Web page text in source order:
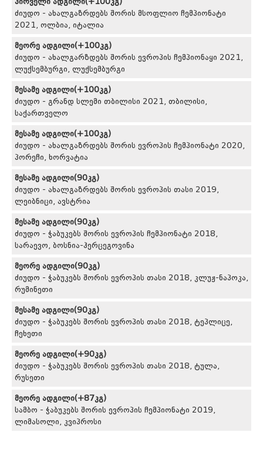
ძიუდო - ახალგაზრდებს შორის მსოფლიო ჩემპიონატი
2021, ოლბია, იტალია
მეორე ადგილი(+100კგ)
ძიუდო - ახალგარზდებს შორის ევროპის ჩემპიონაყი 2021,
ლუქსემბურგი, ლუქსემბურგი
მესამე ადგილი(+100კგ)
ძიუდო - გრანდ სლემი თბილისი 2021, თბილისი,
საქართველო
მესამე ადგილი(+100კგ)
ძიუდო - ახალგაზრდებს შორის ევროპის ჩემპიონატი 2020,
პორეჩი, ხორვატია
მესამე ადგილი(90კგ)
ძიუდო - ახალგაზრდებს შორის ევროპის თასი 2019,
ლეიბნიცი, ავსტრია
მესამე ადგილი(90კგ)
ძიუდო - ჭაბუკებს შორის ევროპის ჩემპიონატი 2018,
სარაევო, ბოსნია-ჰერცეგოვინა
მეორე ადგილი(90კგ)
ძიუდო - ჭაბუკებს შორის ევროპის თასი 2018, კლუჟ-ნაპოკა,
რუმინეთი
მესამე ადგილი(90კგ)
ძიუდო - ჭაბუკებს შორის ევროპის თასი 2018, ტეპლიცე,
ჩეხეთი
მეორე ადგილი(+90კგ)
ძიუდო - ჭაბუკებს შორის ევროპის თასი 2018, ტულა,
რუსეთი
მეორე ადგილი(+87კგ)
სამბო - ჭაბუკებს შორის ევროპის ჩემპიონატი 2019,
ლიმასოლი, კვიპროსი